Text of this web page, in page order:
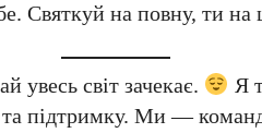
Святкуй на повну, ти на
увесь світ зачекає.
Я
та підтримку. Ми —